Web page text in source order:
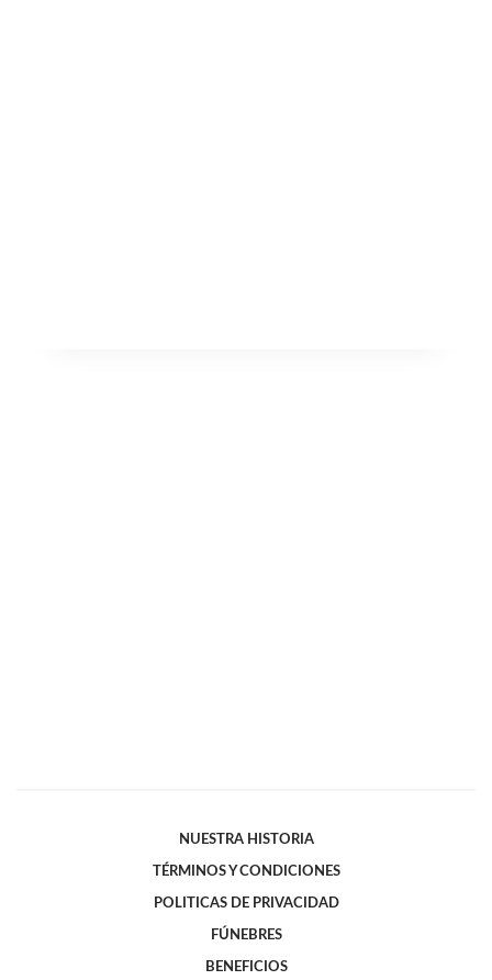
NUESTRA HISTORIA
TÉRMINOS Y CONDICIONES
POLITICAS DE PRIVACIDAD
FÚNEBRES
BENEFICIOS